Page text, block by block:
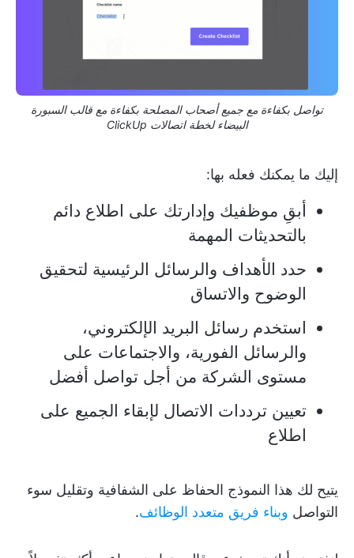
تواصل بكفاءة مع جميع أصحاب المصلحة بكفاءة مع قالب السبورة
البيضاء لخطة اتصالات ClickUp
إليك ما يمكنك فعله بها:
أبقِ موظفيك وإدارتك على اطلاع دائم
بالتحديثات المهمة
حدد الأهداف والرسائل الرئيسية لتحقيق
الوضوح والاتساق
استخدم رسائل البريد الإلكتروني،
والرسائل الفورية، والاجتماعات على
مستوى الشركة من أجل تواصل أفضل
تعيين ترددات الاتصال لإبقاء الجميع على
اطلاع
يتيح لك هذا النموذج الحفاظ على الشفافية وتقليل سوء
التواصل وبناء فريق متعدد الوظائف.